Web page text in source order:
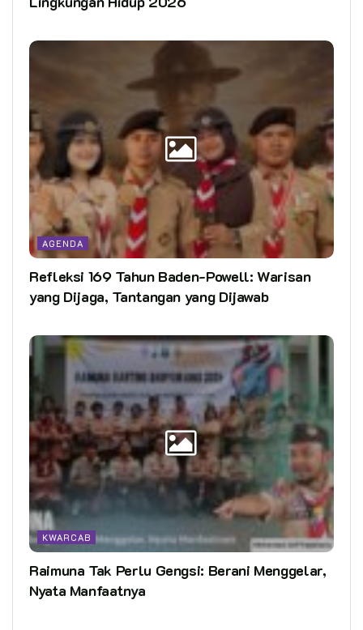
AGENDA
Refleksi 169 Tahun Baden-Powell: Warisan
yang Dijaga, Tantangan yang Dijawab
KWARCAB
Raimuna Tak Perlu Gengsi: Berani Menggelar,
Nyata Manfaatnya